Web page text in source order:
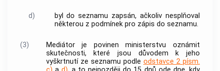
d) byl doseznamu zapsán, ačkoliv nesplňoval
některou z podmínek pro zápis do seznamu.
(3) Mediátorje povinen ministerstvu oznámit
skutečnosti, které jsou důvodem k jeho
vyškrtnutí ze seznamu podle odstavce 2 písm.